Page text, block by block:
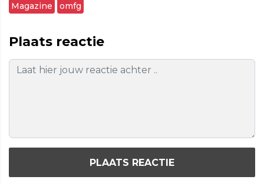
Magazine omfg
Plaats reactie
PLAATS REACTIE